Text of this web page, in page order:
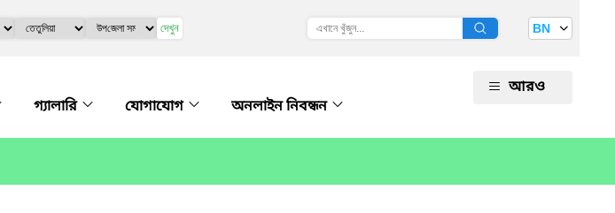
দেখুন BN
গ্যালারি যোগাযোগ অনলাইন নিবন্ধন
আরও